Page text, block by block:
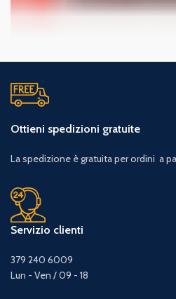
Ottieni spedizioni gratuite
La spedizione è gratuita per ordini a
Servizio clienti
379 240 6009
Lun - Ven / 09 - 18